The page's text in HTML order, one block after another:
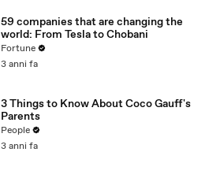
59 companies that are changing the
world: From Tesla to Chobani
Fortune
3 anni fa
3 Things to Know About Coco Gauff's
Parents
People
3 anni fa